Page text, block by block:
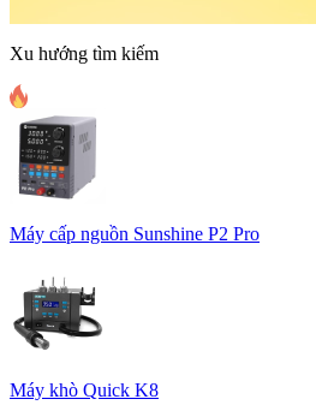
Xu hướng tìm kiếm
Máy cấp nguồn Sunshine P2 Pro
Máy khò Quick K8